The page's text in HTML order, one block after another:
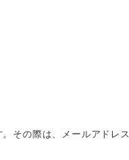
その際は、メールアドレス